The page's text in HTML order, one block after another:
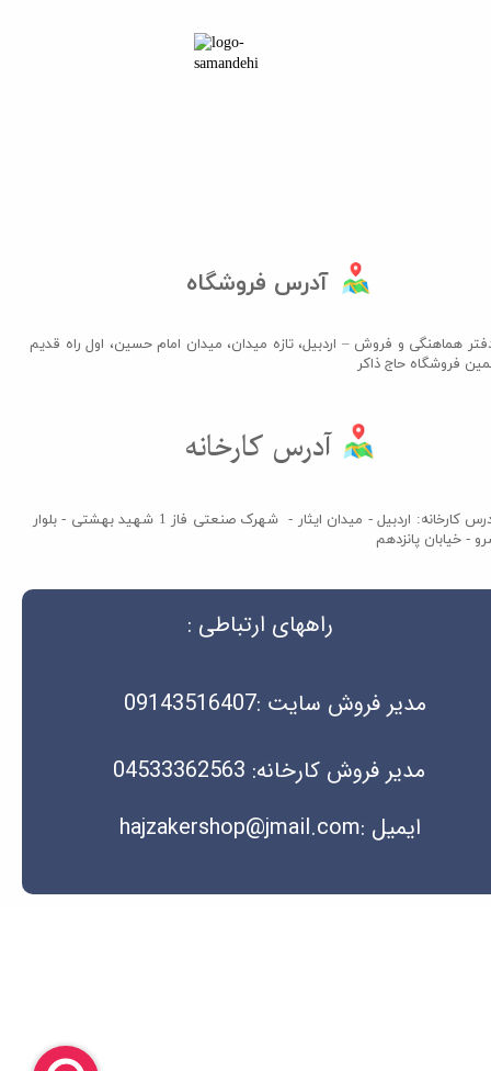
آدرس فروشگاه
هماهنگی و فروش – اردبیل، تازه میدان، میدان امام حسین، اول راه قدیم
فروشگاه حاج ذاکر​​​​​​​
آدرس کارخانه: اردبیل - میدان ایثار - شهرک صنعتی فاز 1 شهید بهشتی - بلوار
- خیابان پانزدهم
مدیر فروش کارخانه: 04533362563
راههای ارتباطی :
مدیر فروش سایت :09143516407
ایمیل :hajzakershop@jmail.com
آدرس کارخانه​​​​​​​